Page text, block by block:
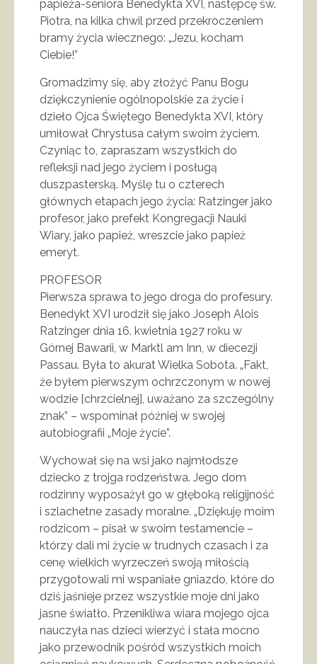
papieża-seniora Benedykta XVI, następcę św.
Piotra, na kilka chwil przed przekroczeniem
bramy życia wiecznego: „Jezu, kocham
Ciebie!”
Gromadzimy się, aby złożyć Panu Bogu
dziękczynienie ogólnopolskie za życie i
dzieło Ojca Świętego Benedykta XVI, który
umiłował Chrystusa całym swoim życiem.
Czyniąc to, zapraszam wszystkich do
refleksji nad jego życiem i posługą
duszpasterską. Myślę tu o czterech
głównych etapach jego życia: Ratzinger jako
profesor, jako prefekt Kongregacji Nauki
Wiary, jako papież, wreszcie jako papież
emeryt.
PROFESOR
Pierwsza sprawa to jego droga do profesury.
Benedykt XVI urodził się jako Joseph Alois
Ratzinger dnia 16. kwietnia 1927 roku w
Górnej Bawarii, w Marktl am Inn, w diecezji
Passau. Była to akurat Wielka Sobota. „Fakt,
że byłem pierwszym ochrzczonym w nowej
wodzie [chrzcielnej], uważano za szczególny
znak” – wspominał później w swojej
autobiografii „Moje życie”.
Wychował się na wsi jako najmłodsze
dziecko z trojga rodzeństwa. Jego dom
rodzinny wyposażył go w głęboką religijność
i szlachetne zasady moralne. „Dziękuję moim
rodzicom – pisał w swoim testamencie –
którzy dali mi życie w trudnych czasach i za
cenę wielkich wyrzeczeń swoją miłością
przygotowali mi wspaniałe gniazdo, które do
dziś jaśnieje przez wszystkie moje dni jako
jasne światło. Przenikliwa wiara mojego ojca
nauczyła nas dzieci wierzyć i stała mocno
jako przewodnik pośród wszystkich moich